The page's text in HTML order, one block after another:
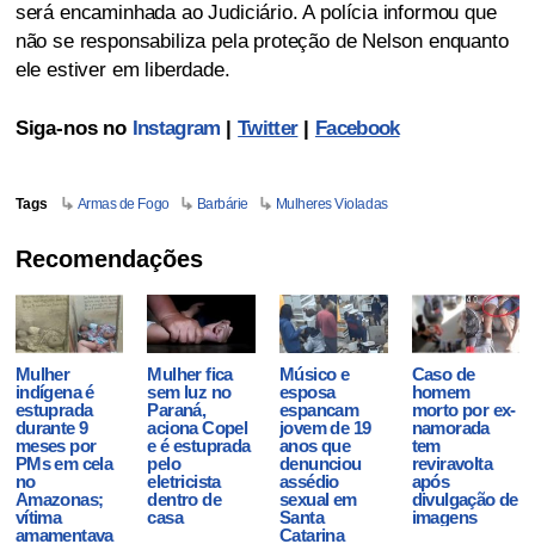
será encaminhada ao Judiciário. A polícia informou que
não se responsabiliza pela proteção de Nelson enquanto
ele estiver em liberdade.
Siga-nos no Instagram |Twitter| Facebook
Tags Armas de Fogo Barbárie Mulheres Violadas
Recomendações
Mulher
indígena é
estuprada
durante 9
meses por
PMs em cela
no
Amazonas;
vítima
amamentava
Mulher fica
sem luz no
Paraná,
aciona Copel
e é estuprada
pelo
eletricista
dentro de
casa
Músico e
esposa
espancam
jovem de 19
anos que
denunciou
assédio
sexual em
Santa
Catarina
Caso de
homem
morto por ex-
namorada
tem
reviravolta
após
divulgação de
imagens